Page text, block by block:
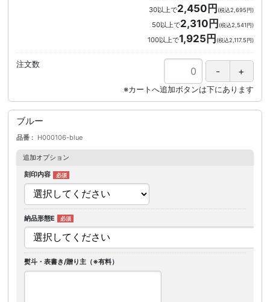
30以上で2,450円(税込2,695円)
50以上で2,310円(税込2,541円)
100以上で1,925円(税込2,117.5円)
注文数
ブルー
品番 H000106-blue
追加オプション
刻印内容
納品形態E
熨斗・表書き/贈り主（※有料）